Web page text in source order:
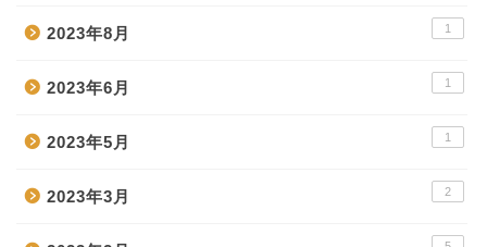
2023年8月 1
2023年6月 1
2023年5月 1
2023年3月 2